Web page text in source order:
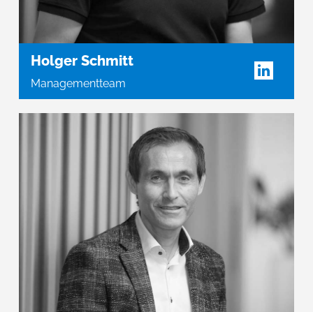
Holger Schmitt
Managementteam